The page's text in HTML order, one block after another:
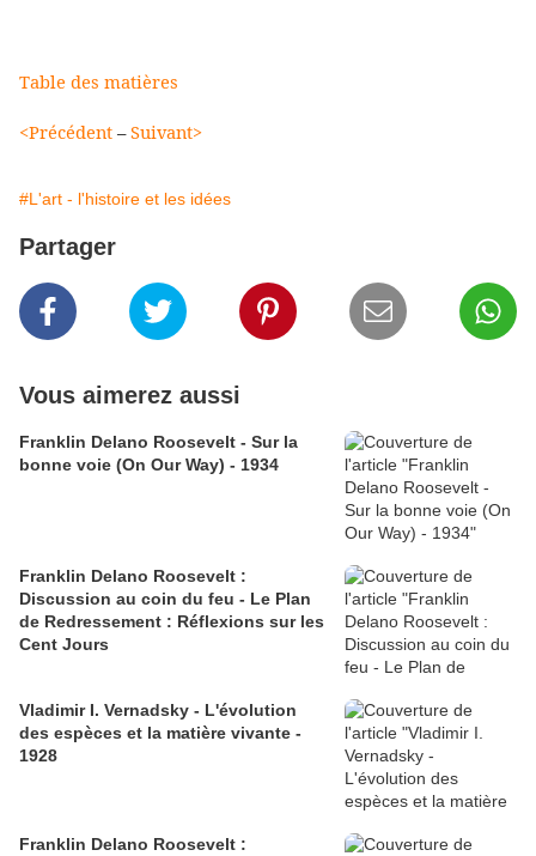
Table des matières
<Précédent –Suivant>
#L'art - l'histoire et les idées
Partager
Vous aimerez aussi
Franklin Delano Roosevelt - Sur la
bonne voie (On Our Way) - 1934
Franklin Delano Roosevelt :
Discussion au coin du feu - Le Plan
de Redressement : Réflexions sur les
Cent Jours
Vladimir I. Vernadsky - L'évolution
des espèces et la matière vivante -
1928
Franklin Delano Roosevelt :